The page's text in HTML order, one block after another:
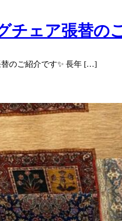
チェア張替の
のご紹介です✨ 長年 […]